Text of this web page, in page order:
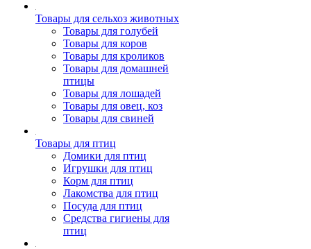
Товары для сельхоз животных
Товары для голубей
Товары для коров
Товары для кроликов
Товары для домашней
птицы
Товары для лошадей
Товары для овец, коз
Товары для свиней
Товары для птиц
Домики для птиц
Игрушки для птиц
Корм для птиц
Лакомства для птиц
Посуда для птиц
Средства гигиены для
птиц